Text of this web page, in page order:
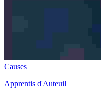
Causes
Apprentis d'Auteuil